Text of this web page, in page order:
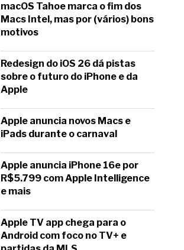
macOS Tahoe marca o fim dos
Macs Intel, mas por (vários) bons
motivos
Redesign do iOS 26 dá pistas
sobre o futuro do iPhone e da
Apple
Apple anuncia novos Macs e
iPads durante o carnaval
Apple anuncia iPhone 16e por
R$5.799 com Apple Intelligence
e mais
Apple TV app chega para o
Android com foco no TV+ e